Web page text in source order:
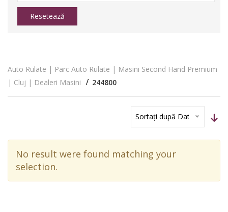
Resetează
Auto Rulate | Parc Auto Rulate | Masini Second Hand Premium
| Cluj | Dealeri Masini
244800
Sortați după Dată
No result were found matching your
selection.